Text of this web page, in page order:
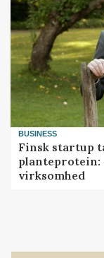
BUSINESS
Finsk startup
planteprotein:
virksomhed